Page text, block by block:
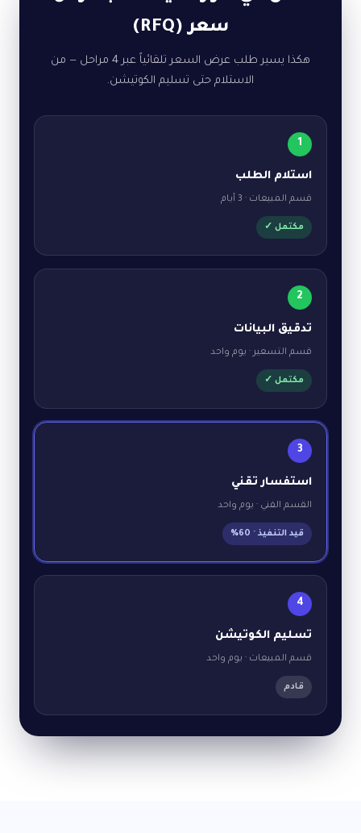
سعر (RFQ)
هكذا يسير طلب عرض السعر تلقائياً عبر 4 مراحل — من
الاستلام حتى تسليم الكوتيشن.
1
استلام الطلب
قسم المبيعات · 3 أيام
مكتمل ✓
2
تدقيق البيانات
قسم التسعير · يوم واحد
مكتمل ✓
3
استفسار تقني
القسم الفني · يوم واحد
قيد التنفيذ · 60%
4
تسليم الكوتيشن
قسم المبيعات · يوم واحد
قادم